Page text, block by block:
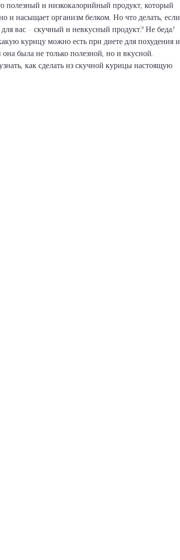
полезный и низкокалорийный продукт, который
и насыщает организм белком. Но что делать, если
вас – скучный и невкусный продукт? Не беда!
курицу можно есть при диете для похудения и
была не только полезной, но и вкусной.
как сделать из скучной курицы настоящую